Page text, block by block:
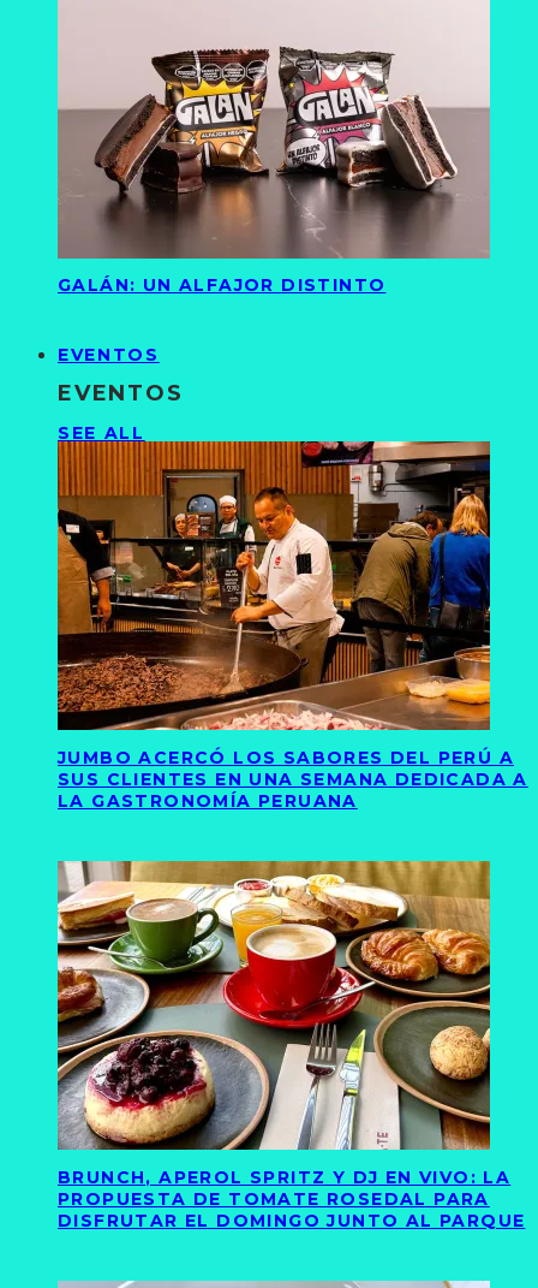
GALÁN: UN ALFAJOR DISTINTO
EVENTOS
EVENTOS
SEE ALL
JUMBO ACERCÓ LOS SABORES DEL PERÚ A
SUS CLIENTES EN UNA SEMANA DEDICADA A
LA GASTRONOMÍA PERUANA
BRUNCH, APEROL SPRITZ Y DJ EN VIVO: LA
PROPUESTA DE TOMATE ROSEDAL PARA
DISFRUTAR EL DOMINGO JUNTO AL PARQUE